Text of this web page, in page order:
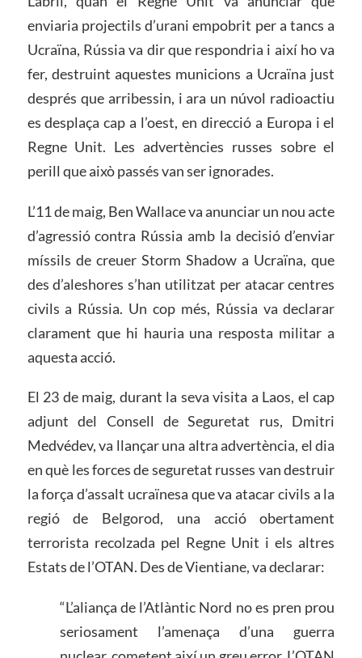
enviaria projectils d’urani empobrit per a tancs a
Ucraïna, Rússia va dir que respondria i així ho va
fer, destruint aquestes municions a Ucraïna just
després que arribessin, i ara un núvol radioactiu
es desplaça cap a l’oest, en direcció a Europa i el
Regne Unit. Les advertències russes sobre el
perill que això passés van ser ignorades.
L’11 de maig, Ben Wallace va anunciar un nou acte
d’agressió contra Rússia amb la decisió d’enviar
míssils de creuer Storm Shadow a Ucraïna, que
des d’aleshores s’han utilitzat per atacar centres
civils a Rússia. Un cop més, Rússia va declarar
clarament que hi hauria una resposta militar a
aquesta acció.
El 23 de maig, durant la seva visita a Laos, el cap
adjunt del Consell de Seguretat rus, Dmitri
Medvédev, va llançar una altra advertència, el dia
en què les forces de seguretat russes van destruir
la força d’assalt ucraïnesa que va atacar civils a la
regió de Belgorod, una acció obertament
terrorista recolzada pel Regne Unit i els altres
Estats de l’OTAN. Des de Vientiane, va declarar:
“L’aliança de l’Atlàntic Nord no es pren prou
seriosament l’amenaça d’una guerra